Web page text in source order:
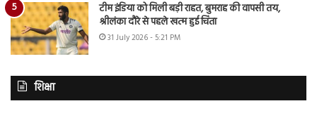
टीम इंडिया को मिली बड़ी राहत, बुमराह की वापसी तय,
श्रीलंका दौरे से पहले खत्म हुई चिंता
31 July 2026 - 5:21 PM
शिक्षा